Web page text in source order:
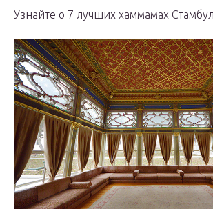
Узнайте о 7 лучших хаммамах